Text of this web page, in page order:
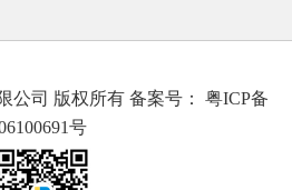
公司 版权所有 备案号： 粤ICP备
号